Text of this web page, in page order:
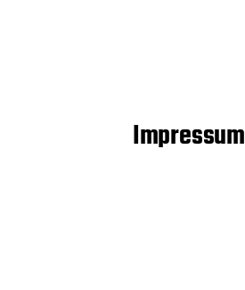
Impressum